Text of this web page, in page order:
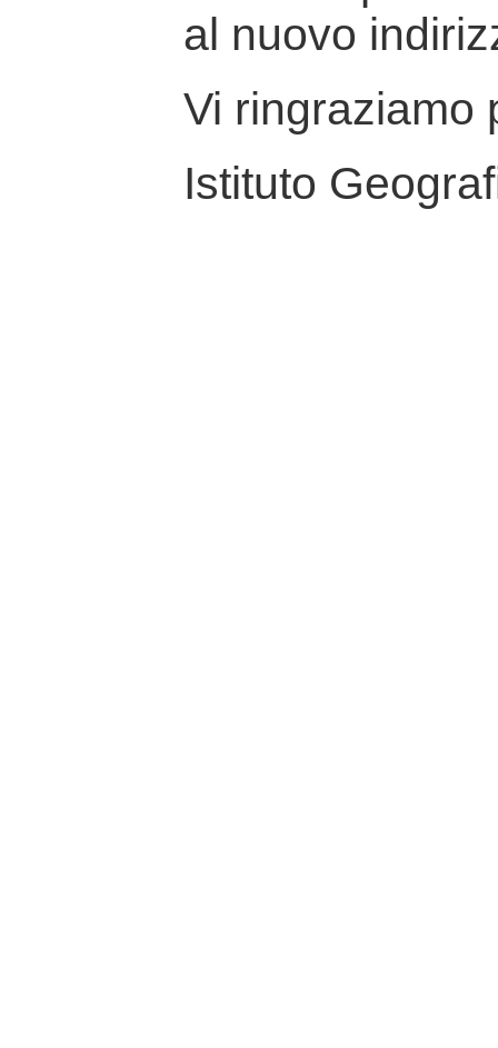
al nuovo
Vi ringraziamo
Istituto